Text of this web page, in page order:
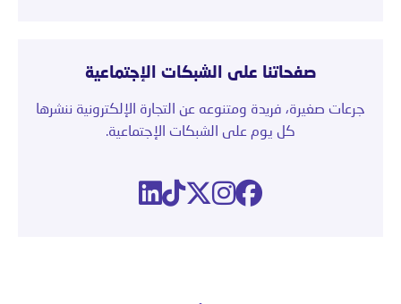
صفحاتنا على الشبكات الإجتماعية
جرعات صغيرة، فريدة ومتنوعه عن التجارة الإلكترونية ننشرها
كل يوم على الشبكات الإجتماعية.